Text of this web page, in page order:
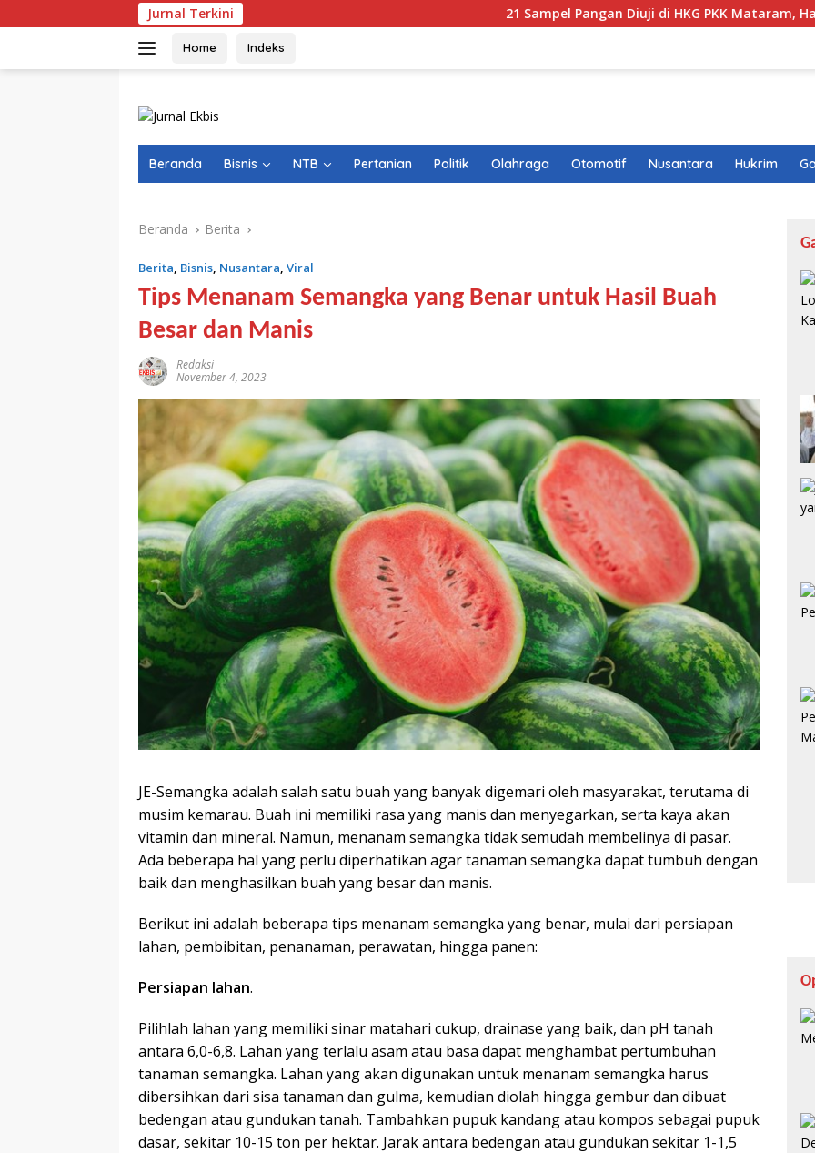
ke
Jurnal Terkini 21 Sampel Pangan Diuji di HKG PKK Mataram, Hasilnya Bikin
Home Indeks
Beranda Bisnis NTB Pertanian Politik Olahraga Otomotif Nusantara Hukrim
Beranda Berita
Berita, Bisnis, Nusantara, Viral
Tips Menanam Semangka yang Benar untuk Hasil Buah
Besar dan Manis
Redaksi
November 4, 2023
JE-Semangka adalah salah satu buah yang banyak digemari oleh masyarakat, terutama di
musim kemarau. Buah ini memiliki rasa yang manis dan menyegarkan, serta kaya akan
vitamin dan mineral. Namun, menanam semangka tidak semudah membelinya di pasar.
Ada beberapa hal yang perlu diperhatikan agar tanaman semangka dapat tumbuh dengan
baik dan menghasilkan buah yang besar dan manis.
Berikut ini adalah beberapa tips menanam semangka yang benar, mulai dari persiapan
lahan, pembibitan, penanaman, perawatan, hingga panen:
Persiapan lahan.
Pilihlah lahan yang memiliki sinar matahari cukup, drainase yang baik, dan pH tanah
antara 6,0-6,8. Lahan yang terlalu asam atau basa dapat menghambat pertumbuhan
tanaman semangka. Lahan yang akan digunakan untuk menanam semangka harus
dibersihkan dari sisa tanaman dan gulma, kemudian diolah hingga gembur dan dibuat
bedengan atau gundukan tanah. Tambahkan pupuk kandang atau kompos sebagai pupuk
dasar, sekitar 10-15 ton per hektar. Jarak antara bedengan atau gundukan sekitar 1-1,5